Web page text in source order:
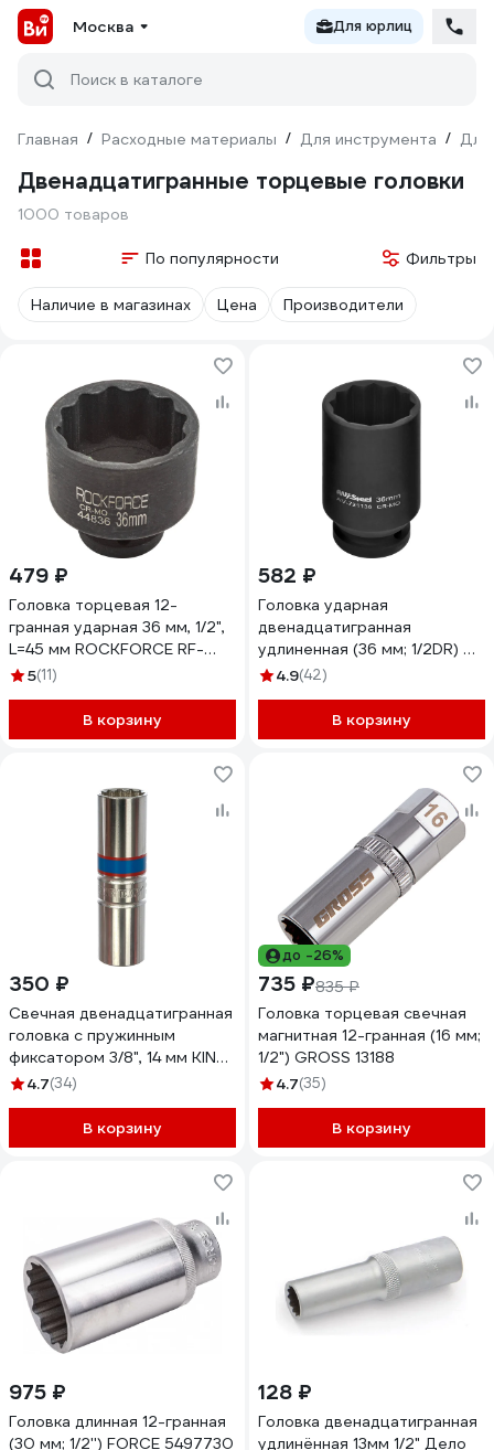
Москва Для юрлиц
Поиск в каталоге
Главная / Расходные материалы / Для инструмента / Для
Двенадцатигранные торцевые головки
1000 товаров
По популярности Фильтры
Наличие в магазинах Цена Производители
479 ₽
Головка торцевая 12-
гранная ударная 36 мм, 1/2",
L=45 мм ROCKFORCE RF-
44836(219)
5(11)
В корзину
582 ₽
Головка ударная
двенадцатигранная
удлиненная (36 мм; 1/2DR) AV
Steel AV-721136
4.9(42)
В корзину
350 ₽
Свечная двенадцатигранная
головка с пружинным
фиксатором 3/8", 14 мм KING
TONY 36A014
4.7(34)
В корзину
до -26%
735 ₽835 ₽
Головка торцевая свечная
магнитная 12-гранная (16 мм;
1/2") GROSS 13188
4.7(35)
В корзину
975 ₽
Головка длинная 12-гранная
(30 мм; 1/2'') FORCE 5497730
128 ₽
Головка двенадцатигранная
удлинённая 13мм 1/2" Дело